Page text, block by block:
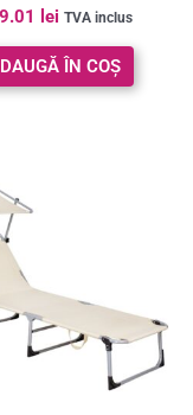
Evaluat la
5.00
din 5
lei TVA inclus
ÎN COȘ